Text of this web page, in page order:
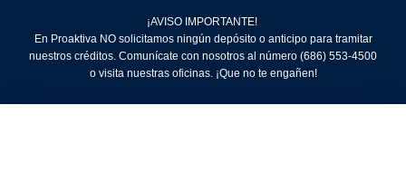
¡AVISO IMPORTANTE!
En Proaktiva NO solicitamos ningún depósito o anticipo para tramitar
nuestros créditos. Comunícate con nosotros al número (686) 553-4500
o visita nuestras oficinas. ¡Que no te engañen!